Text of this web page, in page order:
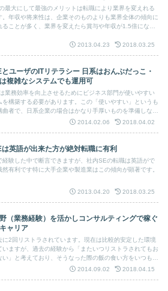
最大にして最強のメリットは転職により業界を変えれる
。年収や将来性は、企業そのものよりも業界全体の傾向に
ることが多く、業界を変えたら賞与や年収が1.5倍になっ
2013.04.23
2018.03.25
ユーザのITリテラシー 日系はおんぶだっこ・
複雑なシステムでも運用可
業務効率を向上させるためにビジネス部門が使いやすい
を構築する必要があります。この「使いやすい」というも
曲者で、日系企業の場合はかなり手厚いものを準備しない
不満が爆発します。一方の外資系はITリテラシーが高い社
2014.02.06 2018.04.02
は英語が出来た方が絶対転職に有利
経験した中で断言できますが、社内SEの転職は英語がで
然有利です特に大手企業や製造業はこの傾向が顕著です。
2013.04.20 2018.03.25
（業務経験）を活かしコンサルティングで稼ぐ
ャリア
に2回リストラされています。現在は比較的安定した環境
いますが、過去の経験から「またいつリストラされてもお
い」と考えており、そうなった際の飯の食い方をいつも模
ます。今回は1つの方法として「コンサル業務で稼ぐ」と
2014.09.02 2018.04.15